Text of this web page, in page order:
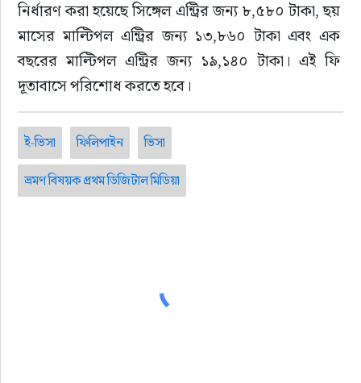
নির্ধারণ করা হয়েছে সিঙ্গেল এন্ট্রির জন্য ৮,৫৮০ টাকা, ছয়
মাসের মাল্টিপল এন্ট্রির জন্য ১৩,৮৬০ টাকা এবং এক
বছরের মাল্টিপল এন্ট্রির জন্য ১৯,১৪০ টাকা। এই ফি
দূতাবাসে পরিশোধ করতে হবে।
ই-ভিসা ফিলিপাইন ভিসা
ভ্রমণ বিষয়ক প্রথম ডিজিটাল মিডিয়া